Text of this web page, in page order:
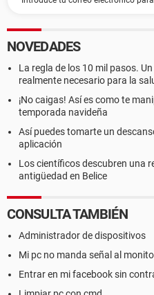
NOVEDADES
La regla de los 10 mil pasos.
realmente necesario para la
¡No caigas! Así es como te
temporada navideña
Así puedes tomarte un
aplicación
Los científicos descubren una
antigüedad en Belice
CONSULTA TAMBIÉN
Administrador de dispositivos
Mi pc no manda señal al
Entrar en mi facebook sin